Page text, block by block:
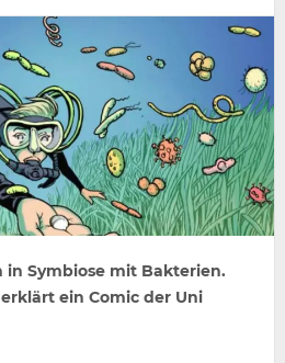
in Symbiose mit Bakterien.
ein Comic der Uni